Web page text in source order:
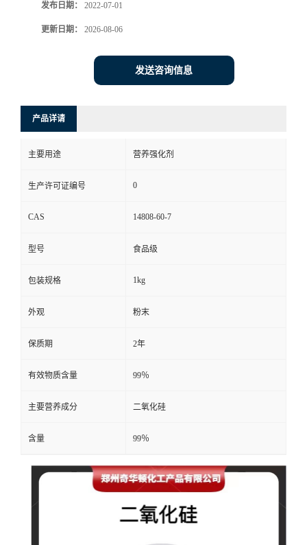
发布日期： 2022-07-01
更新日期： 2026-08-06
发送咨询信息
产品详请
主要用途 营养强化剂
生产许可证编号 0
CAS 14808-60-7
型号 食品级
包装规格 1kg
外观 粉末
保质期 2年
有效物质含量 99％
主要营养成分 二氧化硅
含量 99％